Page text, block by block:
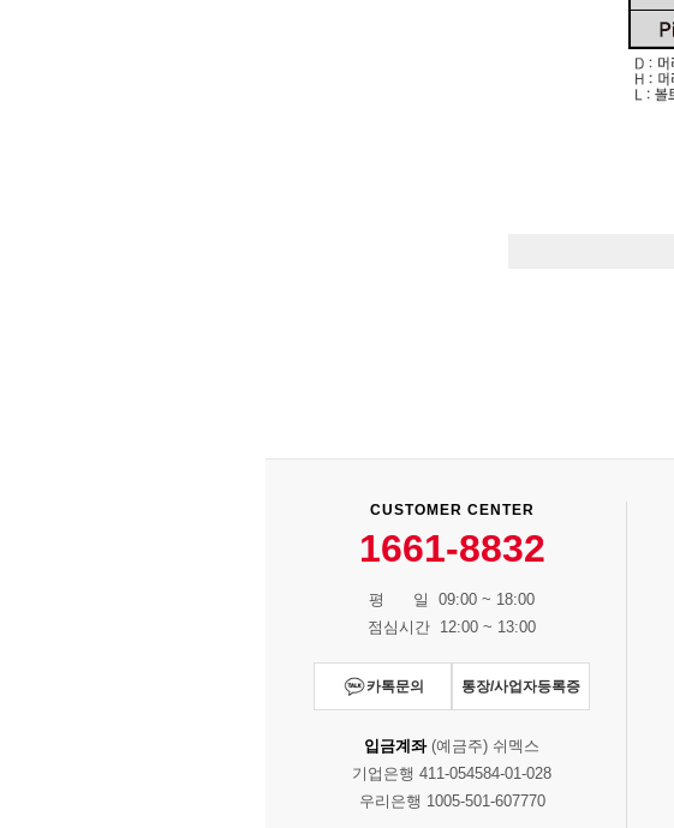
CUSTOMER CENTER
1661-8832
평 일 09:00 ~ 18:00
점심시간 12:00 ~ 13:00
카톡문의 통장/사업자등록증
입금계좌(예금주) 쉬멕스
기업은행 411-054584-01-028
우리은행 1005-501-607770